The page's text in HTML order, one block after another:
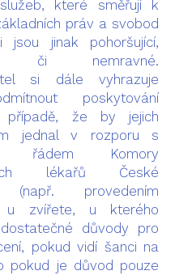
které směřují k
práv a svobod
jsou jinak pohoršující,
či nemravné.
si dále vyhrazuje
poskytování
že by jejich
jednal v rozporu s
řádem Komory
lékařů České
(např. provedením
u zvířete, u kterého
důvody pro
pokud vidí šanci na
pokud je důvod pouze